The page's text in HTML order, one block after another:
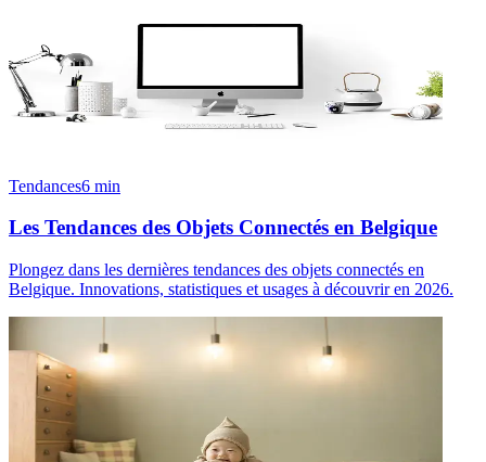
Tendances6 min
Les Tendances des Objets Connectés en Belgique
Plongez dans les dernières tendances des objets connectés en
Belgique. Innovations, statistiques et usages à découvrir en 2026.